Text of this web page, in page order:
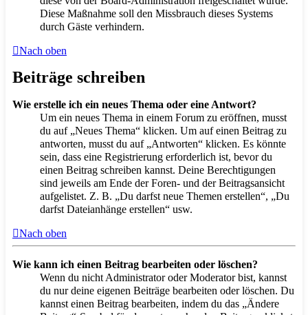
Diese Maßnahme soll den Missbrauch dieses Systems
durch Gäste verhindern.
Nach oben
Beiträge schreiben
Wie erstelle ich ein neues Thema oder eine Antwort?
Um ein neues Thema in einem Forum zu eröffnen, musst
du auf „Neues Thema“ klicken. Um auf einen Beitrag zu
antworten, musst du auf „Antworten“ klicken. Es könnte
sein, dass eine Registrierung erforderlich ist, bevor du
einen Beitrag schreiben kannst. Deine Berechtigungen
sind jeweils am Ende der Foren- und der Beitragsansicht
aufgelistet. Z. B. „Du darfst neue Themen erstellen“, „Du
darfst Dateianhänge erstellen“ usw.
Nach oben
Wie kann ich einen Beitrag bearbeiten oder löschen?
Wenn du nicht Administrator oder Moderator bist, kannst
du nur deine eigenen Beiträge bearbeiten oder löschen. Du
kannst einen Beitrag bearbeiten, indem du das „Ändere